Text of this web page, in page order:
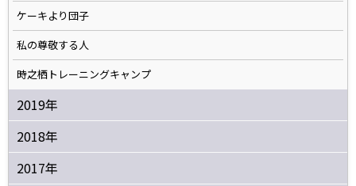
ケーキより団子
私の尊敬する人
時之栖トレーニングキャンプ
2019年
2018年
2017年